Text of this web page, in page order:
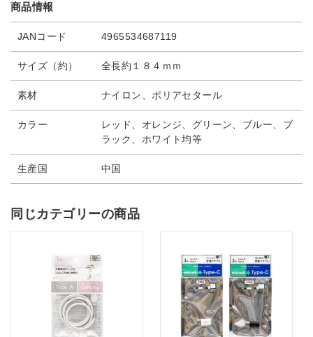
商品情報
JANコード 4965534687119
サイズ（約） 全長約１８４ｍｍ
素材 ナイロン、ポリアセタール
カラー
レッド、オレンジ、グリーン、ブルー、ブ
ラック、ホワイト均等
生産国 中国
同じカテゴリーの商品